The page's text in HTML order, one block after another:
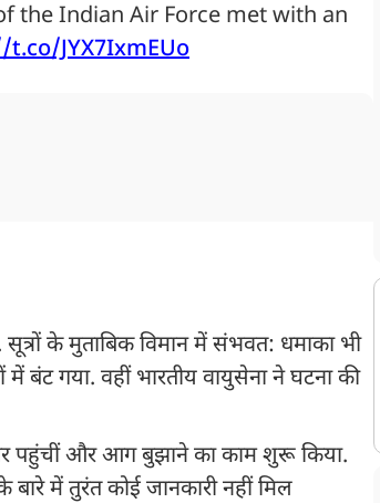
the Indian Air Force met with an
JYX7IxmEUo
के मुताबिक विमान में संभवत: धमाका भी
गया. वहीं भारतीय वायुसेना ने घटना की
पहुंचीं और आग बुझाने का काम शुरू किया.
में तुरंत कोई जानकारी नहीं मिल